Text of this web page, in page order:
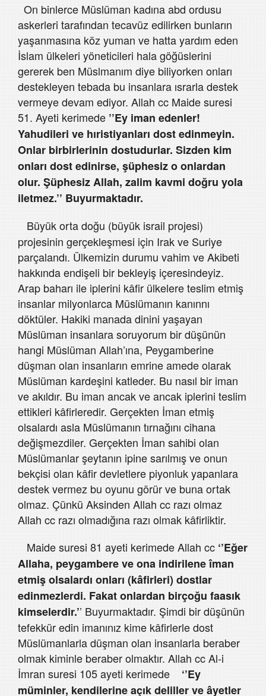
On binlerce Müslüman kadına abd ordusu
askerleri tarafından tecavüz edilirken bunların
yaşanmasına köz yuman ve hatta yardım eden
İslam ülkeleri yöneticileri hala göğüslerini
gererek ben Müslmanım diye biliyorken onları
destekleyen tebada bu insanlara ısrarla destek
vermeye devam ediyor. Allah cc Maide suresi
51. Ayeti kerimede ’’Ey iman edenler!
Yahudileri ve hıristiyanları dost edinmeyin.
Onlar birbirlerinin dostudurlar. Sizden kim
onları dost edinirse, şüphesiz o onlardan
olur. Şüphesiz Allah, zalim kavmi doğru yola
iletmez.’’ Buyurmaktadır.
Büyük orta doğu (büyük israil projesi)
projesinin gerçekleşmesi için Irak ve Suriye
parçalandı. Ülkemizin durumu vahim ve Akibeti
hakkında endişeli bir bekleyiş içeresindeyiz.
Arap baharı ile iplerini kâfir ülkelere teslim etmiş
insanlar milyonlarca Müslümanın kanınnı
döktüler. Hakiki manada dinini yaşayan
Müslüman insanlara soruyorum bir düşünün
hangi Müslüman Allah’ına, Peygamberine
düşman olan insanların emrine amede olarak
Müslüman kardeşini katleder. Bu nasıl bir iman
ve akıldır. Bu iman ancak ve ancak iplerini teslim
ettikleri kâfirleredir. Gerçekten İman etmiş
olsalardı asla Müslümanın tırnağını cihana
değişmezdiler. Gerçekten İman sahibi olan
Müslümanlar şeytanın ipine sarılmış ve onun
bekçisi olan kâfir devletlere piyonluk yapanlara
destek vermez bu oyunu görür ve buna ortak
olmaz. Çünkü Aksinden Allah cc razı olmaz
Allah cc razı olmadığına razı olmak kâfirliktir.
Maide suresi 81 ayeti kerimede Allah cc ‘’Eğer
Allaha, peygambere ve ona indirilene îman
etmiş olsalardı onları (kâfirleri) dostlar
edinmezlerdi. Fakat onlardan birçoğu faasık
kimselerdir.’’ Buyurmaktadır. Şimdi bir düşünün
tefekkür edin imanınız kime kâfirlerle dost
Müslümanlarla düşman olan insanlarla beraber
olmak kiminle beraber olmaktır. Allah cc Al-i
İmran suresi 105 ayeti kerimede ‘’Ey
müminler, kendilerine açık deliller ve âyetler